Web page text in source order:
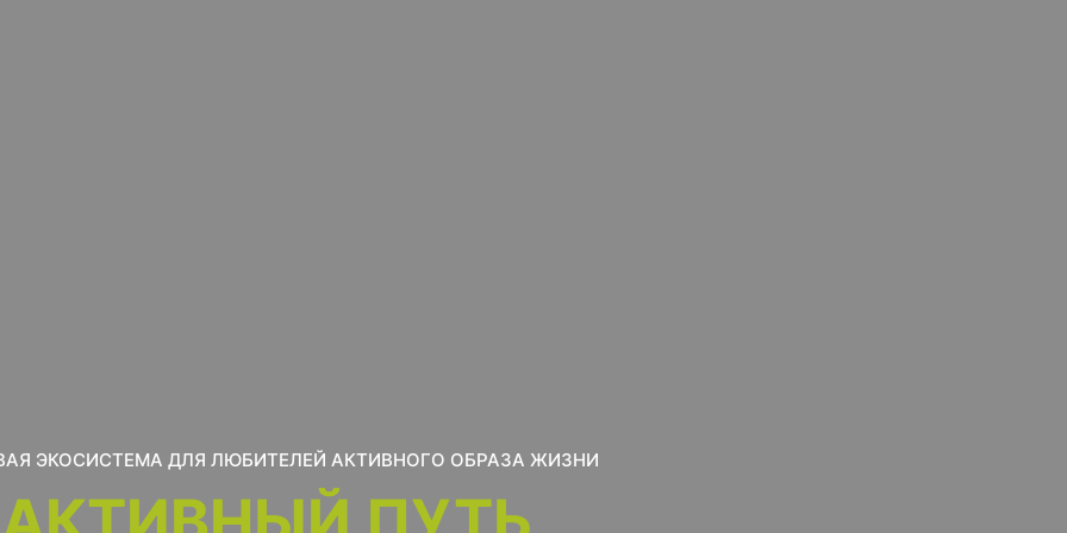
ЭКОСИСТЕМА ДЛЯ ЛЮБИТЕЛЕЙ АКТИВНОГО ОБРАЗА ЖИЗНИ